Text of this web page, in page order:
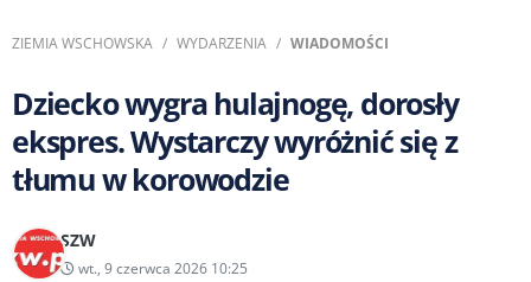
ZIEMIA WSCHOWSKA WYDARZENIA WIADOMOŚCI
Dziecko wygra hulajnogę, dorosły
ekspres. Wystarczy wyróżnić się z
tłumu w korowodzie
SZW
wt., 9 czerwca 2026 10:25